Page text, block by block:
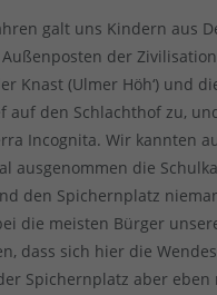
galt uns Kindern aus
der
Knast (Ulmer Höh‘) und
auf den Schlachthof zu,
Incognita. Wir kannten
ausgenommen die
den Spichernplatz
die meisten Bürger
dass sich hier die
Spichernplatz aber